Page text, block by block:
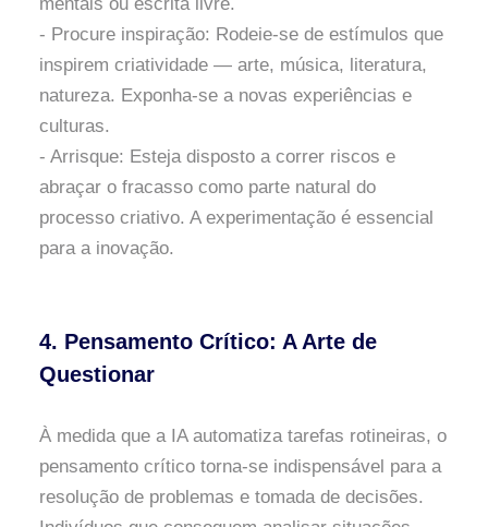
- Procure inspiração: Rodeie-se de estímulos que
inspirem criatividade — arte, música, literatura,
natureza. Exponha-se a novas experiências e
culturas.
- Arrisque: Esteja disposto a correr riscos e
abraçar o fracasso como parte natural do
processo criativo. A experimentação é essencial
para a inovação.
4. Pensamento Crítico: A Arte de
Questionar
À medida que a IA automatiza tarefas rotineiras, o
pensamento crítico torna-se indispensável para a
resolução de problemas e tomada de decisões.